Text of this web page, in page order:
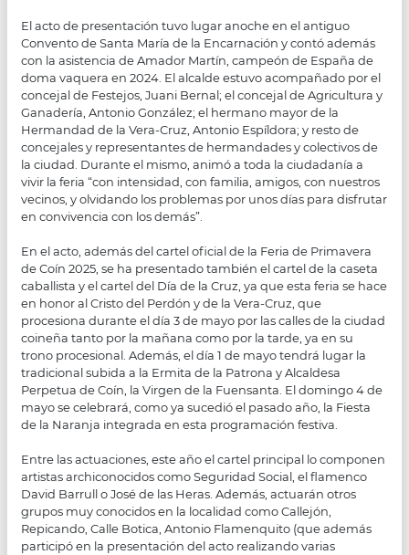
El acto de presentación tuvo lugar anoche en el antiguo
Convento de Santa María de la Encarnación y contó además
con la asistencia de Amador Martín, campeón de España de
doma vaquera en 2024. El alcalde estuvo acompañado por el
concejal de Festejos, Juani Bernal; el concejal de Agricultura y
Ganadería, Antonio González; el hermano mayor de la
Hermandad de la Vera-Cruz, Antonio Espíldora; y resto de
concejales y representantes de hermandades y colectivos de
la ciudad. Durante el mismo, animó a toda la ciudadanía a
vivir la feria “con intensidad, con familia, amigos, con nuestros
vecinos, y olvidando los problemas por unos días para disfrutar
en convivencia con los demás”.
En el acto, además del cartel oficial de la Feria de Primavera
de Coín 2025, se ha presentado también el cartel de la caseta
caballista y el cartel del Día de la Cruz, ya que esta feria se hace
en honor al Cristo del Perdón y de la Vera-Cruz, que
procesiona durante el día 3 de mayo por las calles de la ciudad
coineña tanto por la mañana como por la tarde, ya en su
trono procesional. Además, el día 1 de mayo tendrá lugar la
tradicional subida a la Ermita de la Patrona y Alcaldesa
Perpetua de Coín, la Virgen de la Fuensanta. El domingo 4 de
mayo se celebrará, como ya sucedió el pasado año, la Fiesta
de la Naranja integrada en esta programación festiva.
Entre las actuaciones, este año el cartel principal lo componen
artistas archiconocidos como Seguridad Social, el flamenco
David Barrull o José de las Heras. Además, actuarán otros
grupos muy conocidos en la localidad como Callejón,
Repicando, Calle Botica, Antonio Flamenquito (que además
participó en la presentación del acto realizando varias